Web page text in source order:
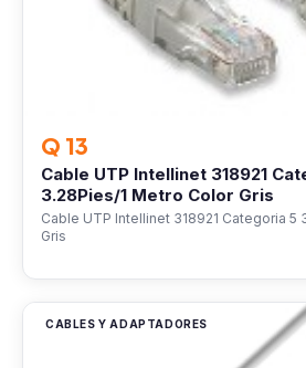
Q 13
Cable UTP Intellinet 318921
3.28Pies/1 Metro Color Gris
Cable UTP Intellinet 318921 Categoria 5
Gris
CABLES Y ADAPTADORES